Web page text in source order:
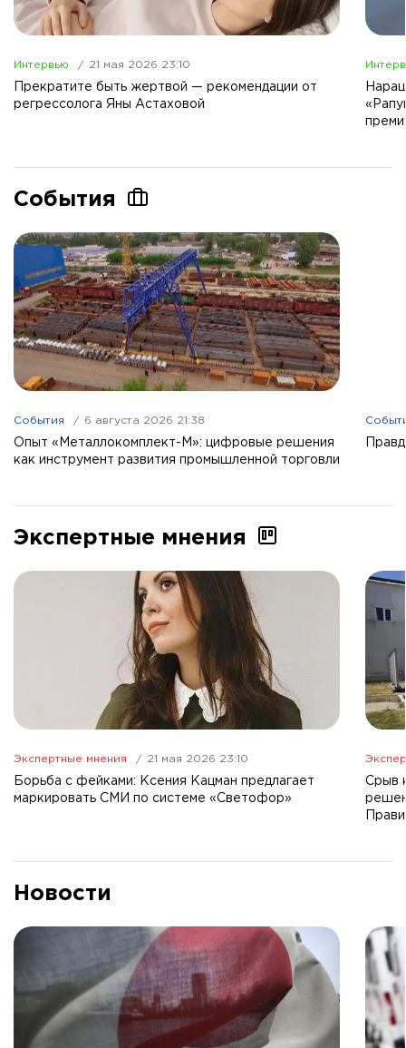
Интервью 21 мая 2026 23:10
Прекратите быть жертвой — рекомендации от
регрессолога Яны Астаховой
События
События 6 августа 2026 21:38
Опыт «Металлокомплект-М»: цифровые решения
как инструмент развития промышленной торговли
Экспертные мнения
Экспертные мнения 21 мая 2026 23:10
Борьба с фейками: Ксения Кацман предлагает
маркировать СМИ по системе «Светофор»
Срыв
Новости